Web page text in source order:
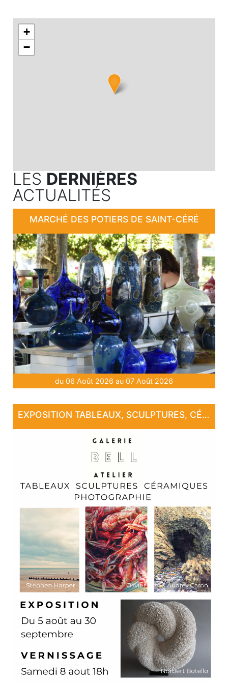
+
−
LES DERNIÈRES
ACTUALITÉS
MARCHÉ DES POTIERS DE SAINT-CÉRÉ
du 06 Août 2026 au 07 Août 2026
EXPOSITION TABLEAUX, SCULPTURES, CÉRAMIQUE, PHOTOGRAPHIE